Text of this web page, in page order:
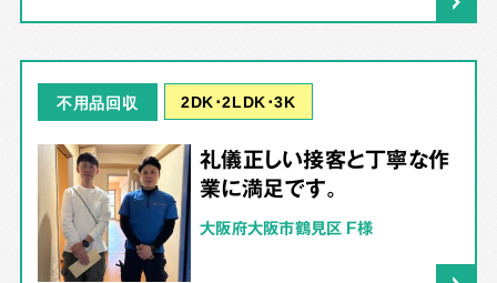
不用品回収 2DK･2LDK･3K
礼儀正しい接客と丁寧な作
業に満足です。
大阪府大阪市鶴見区 F様